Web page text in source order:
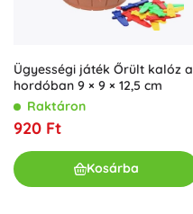
Ügyességi játék Őrült kalóz a
hordóban 9 × 9 × 12,5 cm
Raktáron
920 Ft
Kosárba